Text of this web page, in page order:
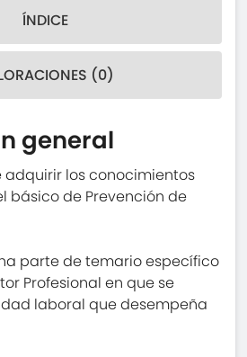
ÍNDICE
(0)
general
adquirir los conocimientos
básico de Prevención de
parte de temario específico
Profesional en que se
laboral que desempeña